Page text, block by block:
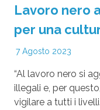
Lavoro nero
per una
7 Agosto 2023
“Al lavoro nero si
illegali e, per
vigilare a tutti i